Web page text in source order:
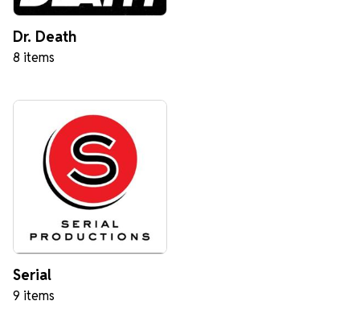
Dr. Death
8 items
Serial
9 items